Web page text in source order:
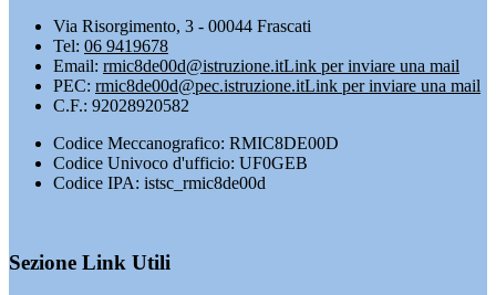
Via Risorgimento, 3 - 00044 Frascati
Tel: 06 9419678
Email: rmic8de00d@istruzione.itLink per inviare una mail
PEC: rmic8de00d@pec.istruzione.itLink per inviare una mail
C.F.: 92028920582
Codice Meccanografico: RMIC8DE00D
Codice Univoco d'ufficio: UF0GEB
Codice IPA: istsc_rmic8de00d
Sezione Link Utili